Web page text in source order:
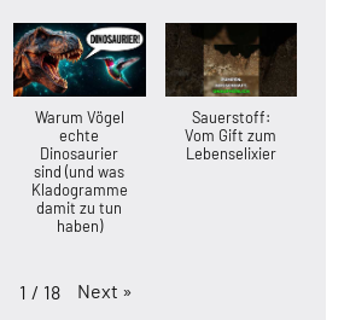
Warum Vögel
echte
Dinosaurier
sind (und was
Kladogramme
damit zu tun
haben)
Sauerstoff:
Vom Gift zum
Lebenselixier
1 / 18 Next »